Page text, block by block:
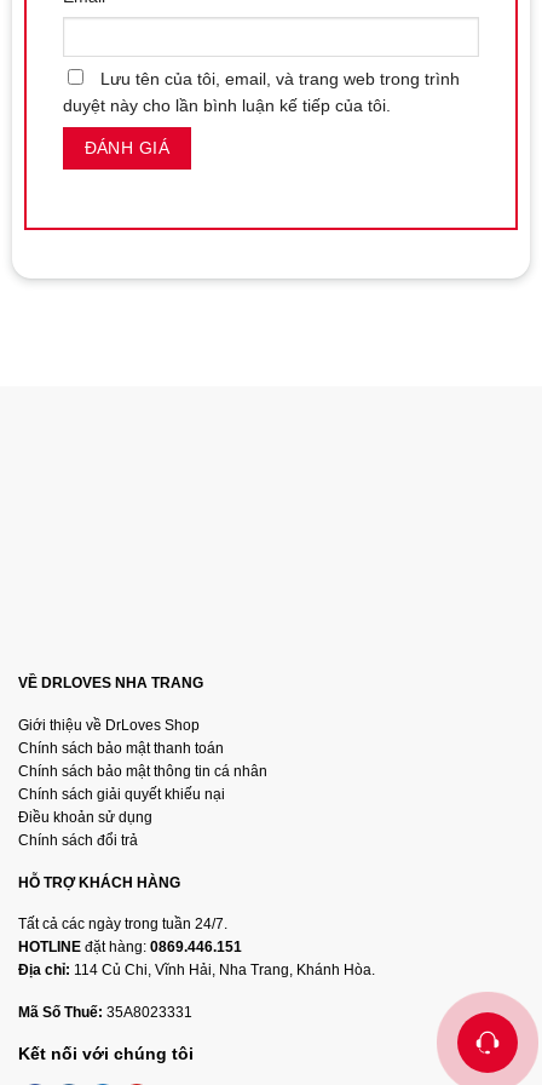
Lưu tên của tôi, email, và trang web trong trình
duyệt này cho lần bình luận kế tiếp của tôi.
VỀ DRLOVES NHA TRANG
Giới thiệu về DrLoves Shop
Chính sách bảo mật thanh toán
Chính sách bảo mật thông tin cá nhân
Chính sách giải quyết khiếu nại
Điều khoản sử dụng
Chính sách đổi trả
HỖ TRỢ KHÁCH HÀNG
Tất cả các ngày trong tuần 24/7.
HOTLINE đặt hàng: 0869.446.151
Địa chỉ: 114 Củ Chi, Vĩnh Hải, Nha Trang, Khánh Hòa.
Mã Số Thuế: 35A8023331
Kết nối với chúng tôi